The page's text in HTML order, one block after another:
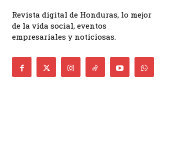
Revista digital de Honduras, lo mejor
de la vida social, eventos
empresariales y noticiosas.